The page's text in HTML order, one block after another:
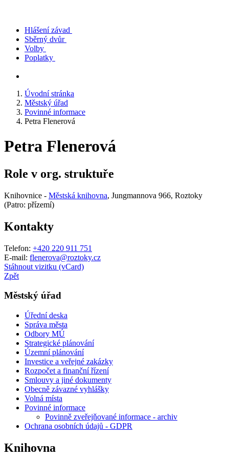
Hlášení závad
Sběrný dvůr
Volby
Poplatky
Úvodní stránka
Městský úřad
Povinné informace
Petra Flenerová
Petra Flenerová
Role v org. struktuře
Knihovnice - Městská knihovna, Jungmannova 966, Roztoky
(Patro: přízemí)
Kontakty
Telefon: +420 220 911 751
E-mail: flenerova@roztoky.cz
Stáhnout vizitku (vCard)
Zpět
Městský úřad
Úřední deska
Správa města
Odbory MÚ
Strategické plánování
Územní plánování
Investice a veřejné zakázky
Rozpočet a finanční řízení
Smlouvy a jiné dokumenty
Obecně závazné vyhlášky
Volná místa
Povinné informace
Povinně zveřejňované informace - archiv
Ochrana osobních údajů - GDPR
Knihovna